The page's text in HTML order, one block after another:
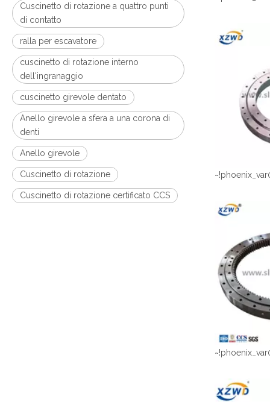
Cuscinetto di rotazione a quattro punti
di contatto
ralla per escavatore
cuscinetto di rotazione interno
dell'ingranaggio
cuscinetto girevole dentato
Anello girevole a sfera a una corona di
denti
Anello girevole
Cuscinetto di rotazione
Cuscinetto di rotazione certificato CCS